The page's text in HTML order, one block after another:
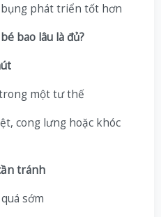
bụng phát triển tốt hơn
bao lâu là đủ?
một tư thế
cong lưng hoặc khóc
tránh
sớm